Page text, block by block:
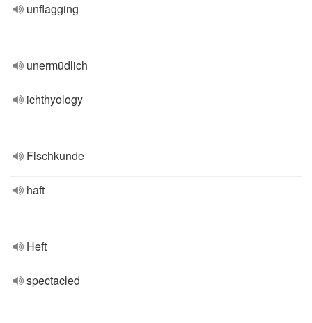
unflagging
unermüdlich
ichthyology
Fischkunde
haft
Heft
spectacled